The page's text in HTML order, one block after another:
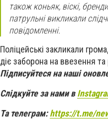
також коньяк, віскі,
патрульні викликали
повідомленні.
Поліцейські закликали
діє заборона на ввезення та
Підписуйтеся на наші
Слідкуйте за нами в
Та телеграм:https://t.me/